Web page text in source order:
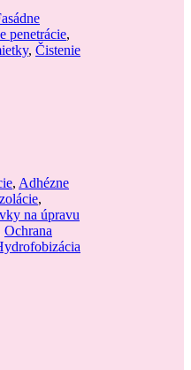
penetrácie,
, Čistenie
, Adhézne
,
na úpravu
Ochrana